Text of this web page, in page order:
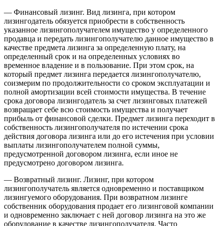
— Финансовый лизинг. Вид лизинга, при котором
лизингодатель обязуется приобрести в собственность
указанное лизингополучателем имущество у определенного
продавца и передать лизингополучателю данное имущество в
качестве предмета лизинга за определенную плату, на
определенный срок и на определенных условиях во
временное владение и в пользование. При этом срок, на
который предмет лизинга передается лизингополучателю,
соизмерим по продолжительности со сроком эксплуатации и
полной амортизации всей стоимости имущества. В течение
срока договора лизингодатель за счет лизинговых платежей
возвращает себе всю стоимость имущества и получает
прибыль от финансовой сделки. Предмет лизинга переходит в
собственность лизингополучателя по истечении срока
действия договора лизинга или до его истечения при условии
выплаты лизингополучателем полной суммы,
предусмотренной договором лизинга, если иное не
предусмотрено договором лизинга.
— Возвратный лизинг. Лизинг, при котором
лизингополучатель является одновременно и поставщиком
лизингуемого оборудования. При возвратном лизинге
собственник оборудования продает его лизинговой компании
и одновременно заключает с ней договор лизинга на это же
оборудование в качестве лизингополучателя. Часто